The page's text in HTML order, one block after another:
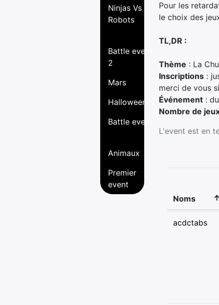
Ninjas Vs
Robots
Battle event
2
Mars
Halloween
Battle event
Animaux
Premier
event
Pour les
le choix des
TL,DR :
Thème : La
Inscriptions :
merci de vous
Événement :
Nombre de
L'event est en
Noms
acdctabs